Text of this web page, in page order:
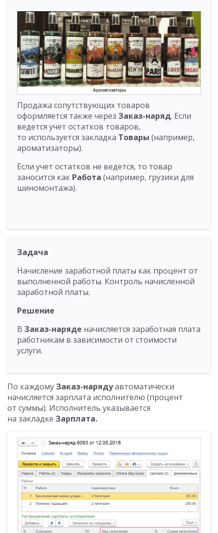
Продажа сопутствующих товаров
оформляется также через Заказ-наряд. Если
ведется учет остатков товаров,
то используется закладка Товары (например,
ароматизаторы).
Если учет остатков не ведется, то товар
заносится как Работа (например, грузики для
шиномонтажа).
Задача
Начисление заработной платы как процент от
выполненной работы. Контроль начисленной
заработной платы.
Решение
В Заказ-наряде начисляется заработная плата
работникам в зависимости от стоимости
услуги.
По каждому Заказ-нарядуавтоматически
начисляется зарплата исполнителю (процент
от суммы). Исполнитель указывается
на закладке Зарплата.